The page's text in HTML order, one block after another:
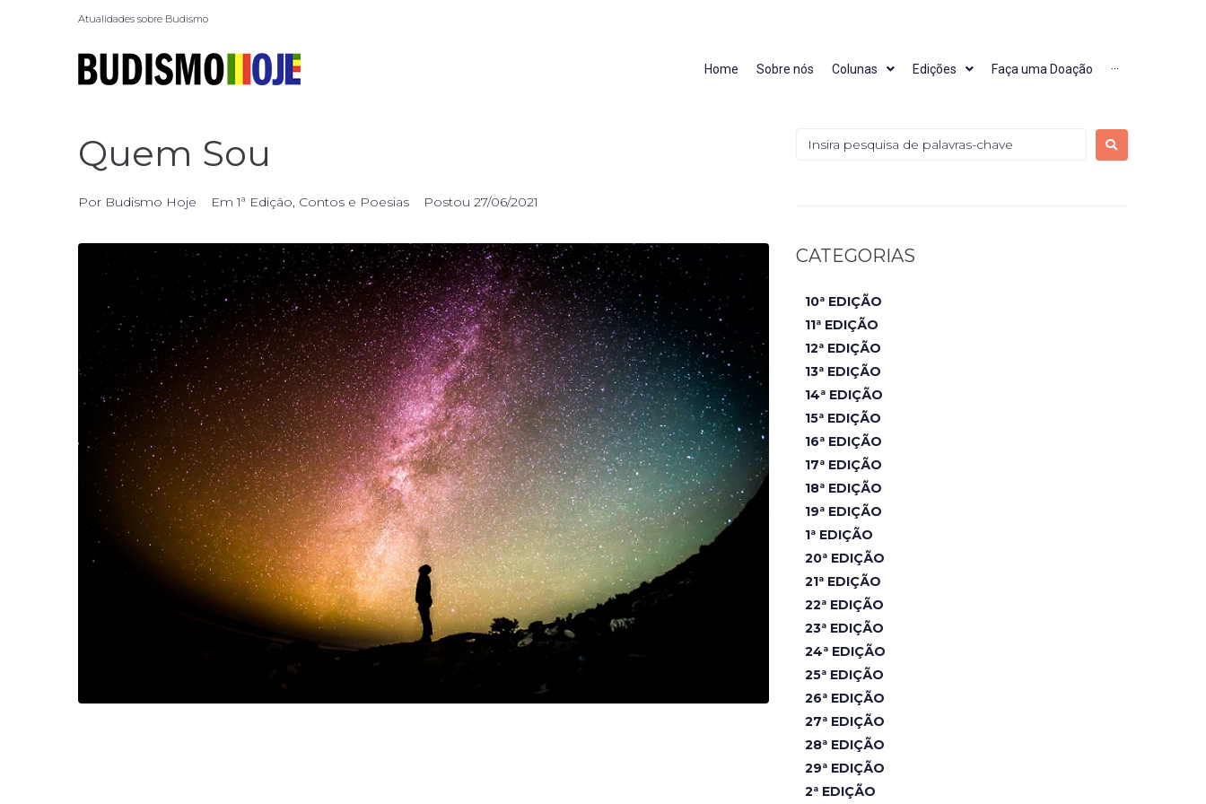
Atualidades sobre Budismo
Home Sobre nós Colunas Edições Faça uma Doação ···
Quem Sou
Por Budismo Hoje Em1ª Edição, Contos e Poesias Postou 27/06/2021
CATEGORIAS
10ª EDIÇÃO
11ª EDIÇÃO
12ª EDIÇÃO
13ª EDIÇÃO
14ª EDIÇÃO
15ª EDIÇÃO
16ª EDIÇÃO
17ª EDIÇÃO
18ª EDIÇÃO
19ª EDIÇÃO
1ª EDIÇÃO
20ª EDIÇÃO
21ª EDIÇÃO
22ª EDIÇÃO
23ª EDIÇÃO
24ª EDIÇÃO
25ª EDIÇÃO
26ª EDIÇÃO
27ª EDIÇÃO
28ª EDIÇÃO
29ª EDIÇÃO
2ª EDIÇÃO